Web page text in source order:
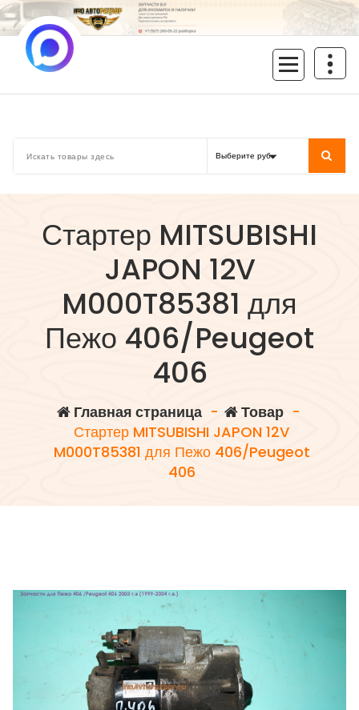
Перейти
к
содержимому
Стартер MITSUBISHI
JAPON 12V
M000T85381 для
Пежо 406/Peugeot
406
Главная страница- Товар-
Стартер MITSUBISHI JAPON 12V
M000T85381 для Пежо 406/Peugeot
406